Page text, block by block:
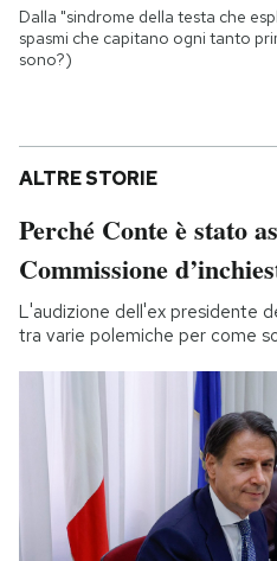
Dalla "sindrome della testa che
spasmi che capitano ogni tanto
sono?)
ALTRE STORIE
Perché Conte è stato
Commissione
L'audizione dell'ex presidente
tra varie polemiche per come